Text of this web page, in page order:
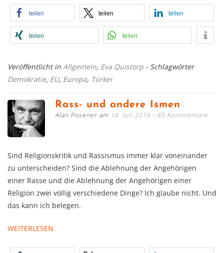
teilen teilen teilen
teilen teilen
Veröffentlicht in Allgemein, Eva Quistorp - Schlagwörter
Demokratie, EU, Europa, Türkei
Rass- und andere Ismen
Alan Posener am 18. Juli 2016 85 Kommentare
Sind Religionskritik und Rassismus immer klar voneinander
zu unterscheiden? Sind die Ablehnung der Angehörigen
einer Rasse und die Ablehnung der Angehörigen einer
Religion zwei völlig verschiedene Dinge? Ich glaube nicht. Und
das kann ich belegen.
WEITERLESEN